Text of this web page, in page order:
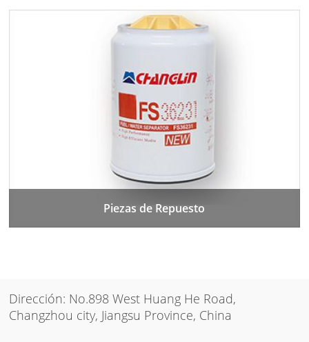
Piezas de Repuesto
Dirección: No.898 West Huang He Road,
Changzhou city, Jiangsu Province, China